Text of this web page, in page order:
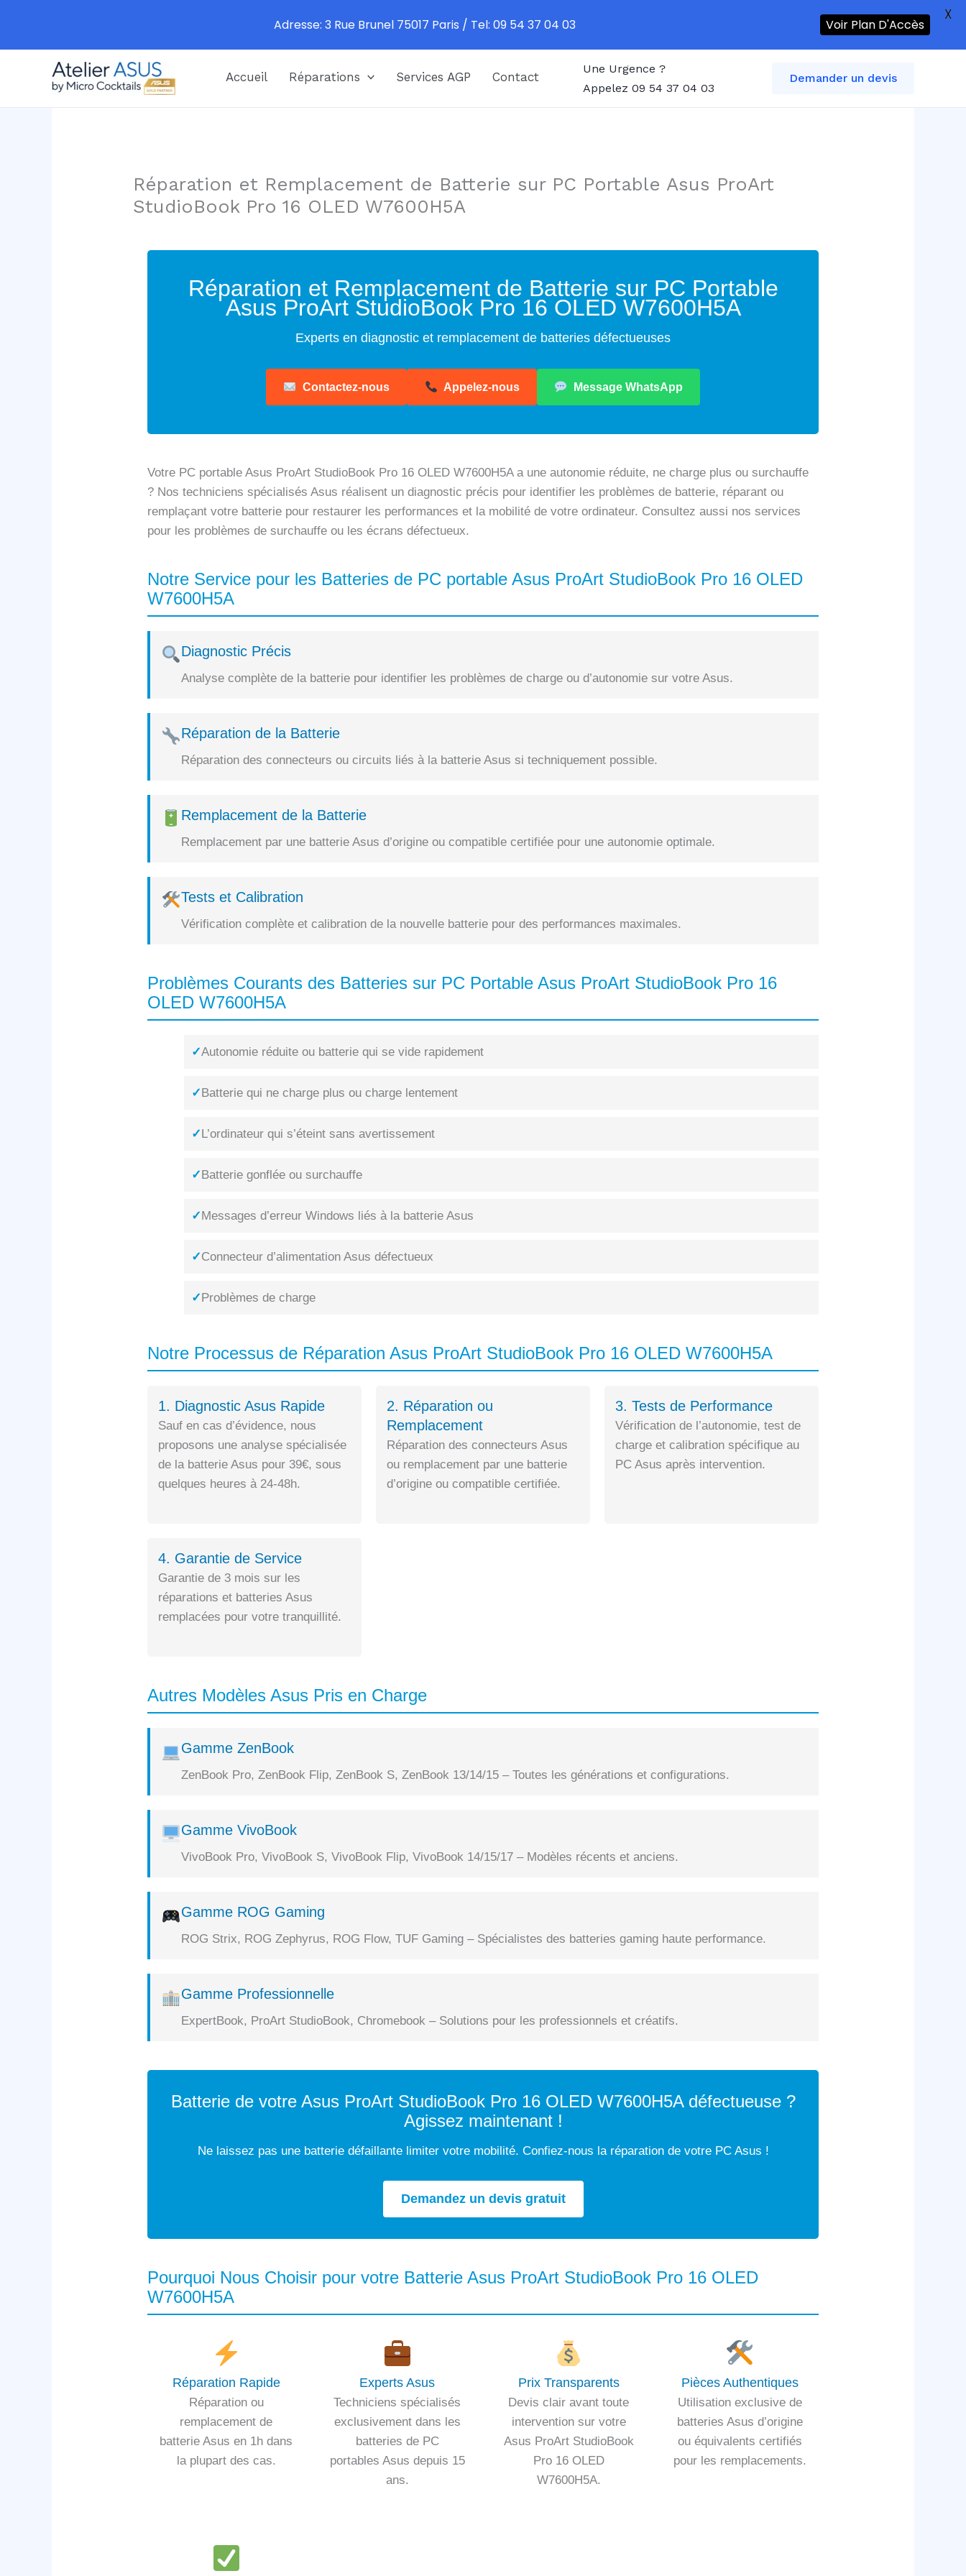
Accueil Réparations Services AGP Contact
Une Urgence ?
Appelez 09 54 37 04 03
Demander un devis
Réparation et Remplacement de Batterie sur PC Portable Asus ProArt
StudioBook Pro 16 OLED W7600H5A
Réparation et Remplacement de Batterie sur PC Portable
Asus ProArt StudioBook Pro 16 OLED W7600H5A
Experts en diagnostic et remplacement de batteries défectueuses
Contactez-nous Appelez-nous Message WhatsApp
Votre PC portable Asus ProArt StudioBook Pro 16 OLED W7600H5A a une autonomie réduite, ne charge plus ou surchauffe
? Nos techniciens spécialisés Asus réalisent un diagnostic précis pour identifier les problèmes de batterie, réparant ou
remplaçant votre batterie pour restaurer les performances et la mobilité de votre ordinateur. Consultez aussi nos services
pour les problèmes de surchauffe ou les écrans défectueux.
Notre Service pour les Batteries de PC portable Asus ProArt StudioBook Pro 16 OLED
W7600H5A
Diagnostic Précis
Analyse complète de la batterie pour identifier les problèmes de charge ou d’autonomie sur votre Asus.
Réparation de la Batterie
Réparation des connecteurs ou circuits liés à la batterie Asus si techniquement possible.
Remplacement de la Batterie
Remplacement par une batterie Asus d’origine ou compatible certifiée pour une autonomie optimale.
Tests et Calibration
Vérification complète et calibration de la nouvelle batterie pour des performances maximales.
Problèmes Courants des Batteries sur PC Portable Asus ProArt StudioBook Pro 16
OLED W7600H5A
✓Autonomie réduite ou batterie qui se vide rapidement
✓Batterie qui ne charge plus ou charge lentement
✓L’ordinateur qui s’éteint sans avertissement
✓Batterie gonflée ou surchauffe
✓Messages d’erreur Windows liés à la batterie Asus
✓Connecteur d’alimentation Asus défectueux
✓Problèmes de charge
Notre Processus de Réparation Asus ProArt StudioBook Pro 16 OLED W7600H5A
1. Diagnostic Asus Rapide
Sauf en cas d’évidence, nous
proposons une analyse spécialisée
de la batterie Asus pour 39€, sous
quelques heures à 24-48h.
2. Réparation ou
Remplacement
Réparation des connecteurs Asus
ou remplacement par une batterie
d’origine ou compatible certifiée.
3. Tests de Performance
Vérification de l’autonomie, test de
charge et calibration spécifique au
PC Asus après intervention.
4. Garantie de Service
Garantie de 3 mois sur les
réparations et batteries Asus
remplacées pour votre tranquillité.
Autres Modèles Asus Pris en Charge
Gamme ZenBook
ZenBook Pro, ZenBook Flip, ZenBook S, ZenBook 13/14/15 – Toutes les générations et configurations.
Gamme VivoBook
VivoBook Pro, VivoBook S, VivoBook Flip, VivoBook 14/15/17 – Modèles récents et anciens.
Gamme ROG Gaming
ROG Strix, ROG Zephyrus, ROG Flow, TUF Gaming – Spécialistes des batteries gaming haute performance.
Gamme Professionnelle
ExpertBook, ProArt StudioBook, Chromebook – Solutions pour les professionnels et créatifs.
Batterie de votre Asus ProArt StudioBook Pro 16 OLED W7600H5A défectueuse ?
Agissez maintenant !
Ne laissez pas une batterie défaillante limiter votre mobilité. Confiez-nous la réparation de votre PC Asus !
Demandez un devis gratuit
Pourquoi Nous Choisir pour votre Batterie Asus ProArt StudioBook Pro 16 OLED
W7600H5A
Réparation Rapide
Réparation ou
remplacement de
batterie Asus en 1h dans
la plupart des cas.
Experts Asus
Techniciens spécialisés
exclusivement dans les
batteries de PC
portables Asus depuis 15
ans.
Prix Transparents
Devis clair avant toute
intervention sur votre
Asus ProArt StudioBook
Pro 16 OLED
W7600H5A.
Pièces Authentiques
Utilisation exclusive de
batteries Asus d’origine
ou équivalents certifiés
pour les remplacements.
Adresse: 3 Rue Brunel 75017 Paris / Tel: 09 54 37 04 03 Voir Plan D'Accès
X